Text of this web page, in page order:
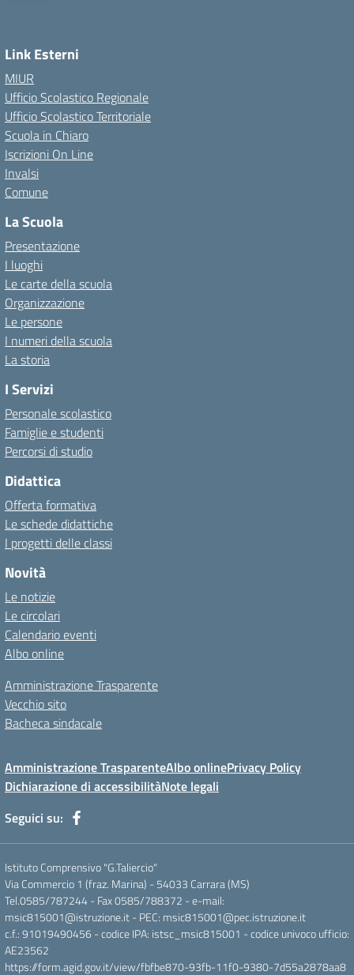
Link Esterni
MIUR
Ufficio Scolastico Regionale
Ufficio Scolastico Territoriale
Scuola in Chiaro
Iscrizioni On Line
Invalsi
Comune
La Scuola
Presentazione
I luoghi
Le carte della scuola
Organizzazione
Le persone
I numeri della scuola
La storia
I Servizi
Personale scolastico
Famiglie e studenti
Percorsi di studio
Didattica
Offerta formativa
Le schede didattiche
I progetti delle classi
Novità
Le notizie
Le circolari
Calendario eventi
Albo online
Amministrazione Trasparente
Vecchio sito
Bacheca sindacale
Amministrazione TrasparenteAlbo onlinePrivacy Policy
Dichiarazione di accessibilitàNote legali
Seguici su:
Istituto Comprensivo "G.Taliercio"
Via Commercio 1 (fraz. Marina) - 54033 Carrara (MS)
Tel.0585/787244 - Fax 0585/788372 - e-mail:
msic815001@istruzione.it - PEC: msic815001@pec.istruzione.it
c.f.: 91019490456 - codice IPA: istsc_msic815001 - codice univoco ufficio:
AE23562
https://form.agid.gov.it/view/fbfbe870-93fb-11f0-9380-7d55a2878aa8